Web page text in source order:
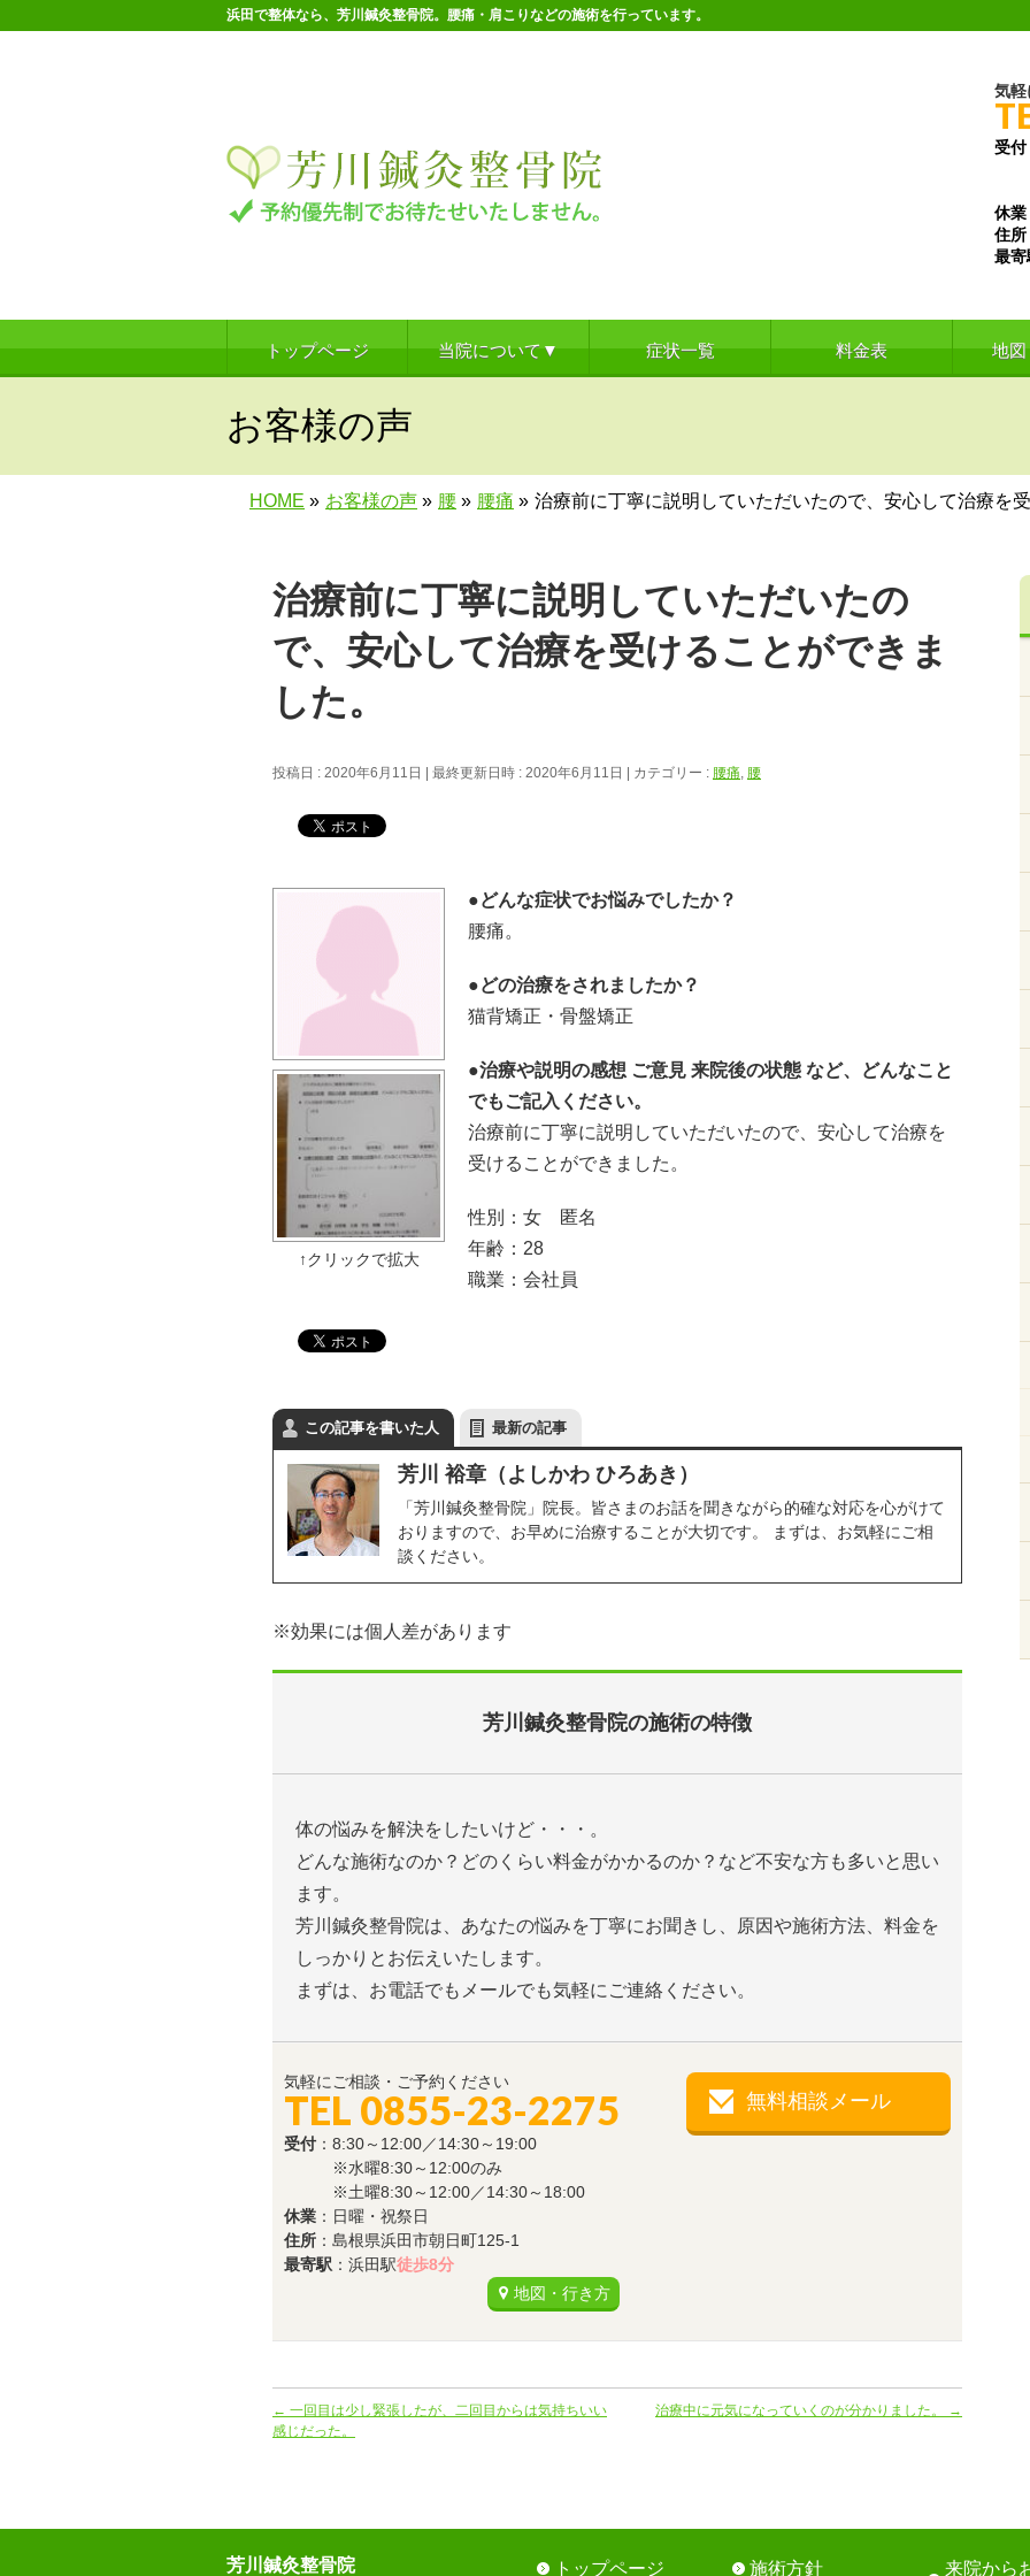
浜田で整体なら、芳川鍼灸整骨院。腰痛・肩こりなどの施術を行っています。
気軽
受付
休業
住所
最寄
トップページ 当院について▼ 症状一覧 料金表 地図
お客様の声
HOME » お客様の声 » 腰 » 腰痛 » 治療前に丁寧に説明していただいたので、安心して治療を
治療前に丁寧に説明していただいたの
で、安心して治療を受けることができま
した。
投稿日 : 2020年6月11日 最終更新日時 : 2020年6月11日 カテゴリー : 腰痛, 腰
●どんな症状でお悩みでしたか？
腰痛。
●どの治療をされましたか？
猫背矯正・骨盤矯正
●治療や説明の感想 ご意見 来院後の状態 など、どんなこと
でもご記入ください。
治療前に丁寧に説明していただいたので、安心して治療を
受けることができました。
性別：女 匿名
年齢：28
職業：会社員
この記事を書いた人 最新の記事
芳川 裕章（よしかわ ひろあき）
「芳川鍼灸整骨院」院長。皆さまのお話を聞きながら的確な対応を心がけて
おりますので、お早めに治療することが大切です。 まずは、お気軽にご相
談ください。
※効果には個人差があります
芳川鍼灸整骨院の施術の特徴
体の悩みを解決をしたいけど・・・。
どんな施術なのか？どのくらい料金がかかるのか？など不安な方も多いと思い
ます。
芳川鍼灸整骨院は、あなたの悩みを丁寧にお聞きし、原因や施術方法、料金を
しっかりとお伝えいたします。
まずは、お電話でもメールでも気軽にご連絡ください。
気軽にご相談・ご予約ください
TEL 0855-23-2275
受付 ：8:30～12:00／14:30～19:00
※水曜8:30～12:00のみ
※土曜8:30～12:00／14:30～18:00
休業 ：日曜・祝祭日
住所 ：島根県浜田市朝日町125-1
最寄駅 ：浜田駅徒歩8分
地図・行き方
無料相談メール
← 一回目は少し緊張したが、二回目からは気持ちいい
感じだった。
治療中に元気になっていくのが分かりました。 →
芳川鍼灸整骨院 トップページ 施術方針 来院から